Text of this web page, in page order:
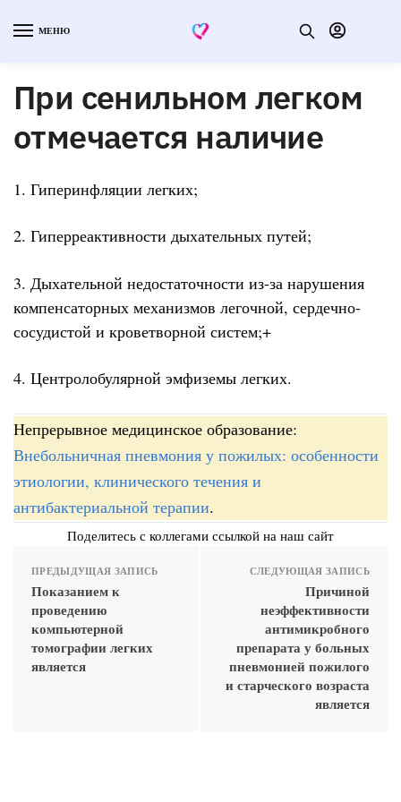
МЕНЮ
При сенильном легком
отмечается наличие
1. Гиперинфляции легких;
2. Гиперреактивности дыхательных путей;
3. Дыхательной недостаточности из-за нарушения
компенсаторных механизмов легочной, сердечно-
сосудистой и кроветворной систем;+
4. Центролобулярной эмфиземы легких.
Непрерывное медицинское образование:
Внебольничная пневмония у пожилых: особенности
этиологии, клинического течения и
антибактериальной терапии.
Поделитесь с коллегами ссылкой на наш сайт
ПРЕДЫДУЩАЯ ЗАПИСЬ
Показанием к
проведению
компьютерной
томографии легких
является
СЛЕДУЮЩАЯ ЗАПИСЬ
Причиной
неэффективности
антимикробного
препарата у больных
пневмонией пожилого
и старческого возраста
является